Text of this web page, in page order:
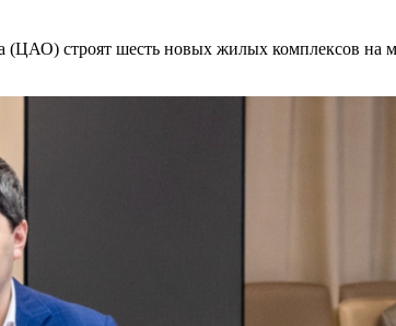
(ЦАО) строят шесть новых жилых комплексов на